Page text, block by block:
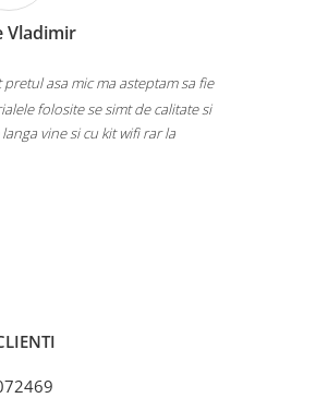
Vladimir
asa mic ma asteptam sa fie
folosite se simt de calitate si
vine si cu kit wifi rar la